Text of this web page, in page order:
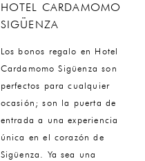
HOTEL CARDAMOMO
SIGÜENZA
Los bonos regalo en Hotel
Cardamomo Sigüenza son
perfectos para cualquier
ocasión; son la puerta de
entrada a una experiencia
única en el corazón de
Sigüenza. Ya sea una